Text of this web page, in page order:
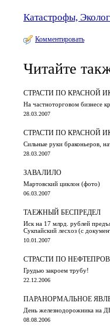
Катастрофы,
Комментировать
Читайте
СТРАСТИ ПО КРАСНОЙ
На частноторговом бизнесе
28.03.2007
СТРАСТИ ПО КРАСНОЙ
Сильные руки браконьеров,
28.03.2007
ЗАВАЛИЛО
Мартовский циклон (фото)
06.03.2007
ТАЕЖНЫЙ БЕСПРЕДЕЛ
Иск на 17 млрд. рублей
Сукпайский лесхоз (с
10.01.2007
СТРАСТИ ПО
Грудью закроем трубу!
22.12.2006
ПАРАНОРМАЛЬНОЕ
День железнодорожника на
08.08.2006